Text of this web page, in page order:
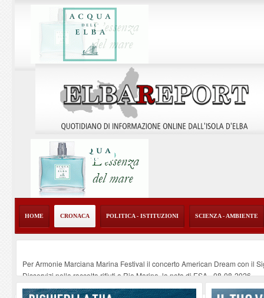
HOME CRONACA POLITICA - ISTITUZIONI SCIENZA - AMBIENTE
Per Armonie Marciana Marina Festival il concerto American Dream con il
Disservizi nella raccolta rifiuti a Rio Marina, la nota di ESA-08-08-2026
Domenica il Sand Art Show a Portoferraio-08-08-2026